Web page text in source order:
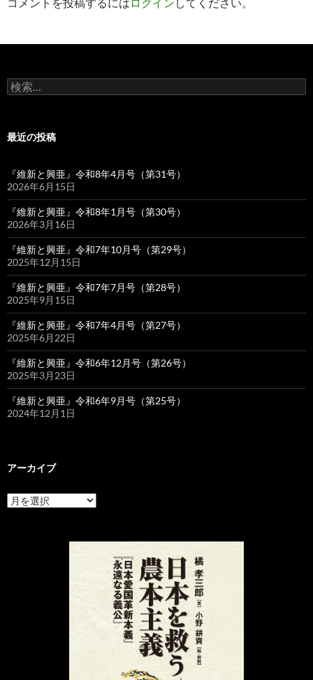
検
索:
最近の投稿
『維新と興亜』令和8年4月号（第31号）
2026年6月15日
『維新と興亜』令和8年1月号（第30号）
2026年3月16日
『維新と興亜』令和7年10月号（第29号）
2025年12月15日
『維新と興亜』令和7年7月号（第28号）
2025年9月15日
『維新と興亜』令和7年4月号（第27号）
2025年6月22日
『維新と興亜』令和6年12月号（第26号）
2025年3月23日
『維新と興亜』令和6年9月号（第25号）
2024年12月1日
アーカイブ
ア
ー